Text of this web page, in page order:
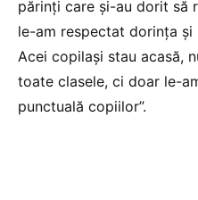
părinți care și-au dorit să
le-am respectat dorința
Acei copilași stau acasă,
toate clasele, ci doar le-
punctuală copiilor”.